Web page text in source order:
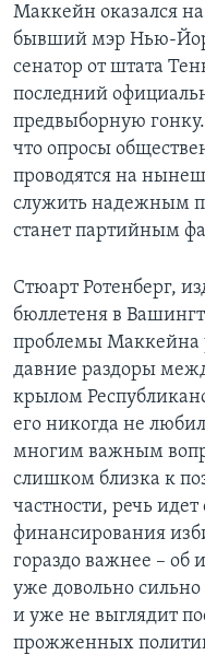
Маккейн оказался
бывший мэр Нью-
сенатор от штата
последний
предвыборную
что опросы
проводятся на
служить надежным
станет партийным
Стюарт Ротенберг,
бюллетеня в
проблемы Маккейна
давние раздоры
крылом
его никогда не
многим важным
слишком близка к
частности, речь
финансирования
гораздо важнее –
уже довольно
и уже не выглядит
прожженных